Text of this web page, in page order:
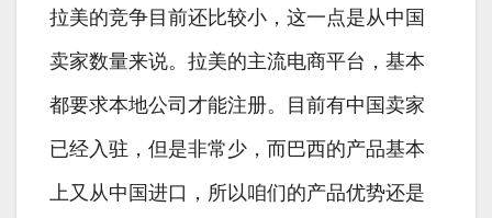
拉美的竞争目前还比较小，这一点是从中国
卖家数量来说。拉美的主流电商平台，基本
都要求本地公司才能注册。目前有中国卖家
已经入驻，但是非常少，而巴西的产品基本
上又从中国进口，所以咱们的产品优势还是